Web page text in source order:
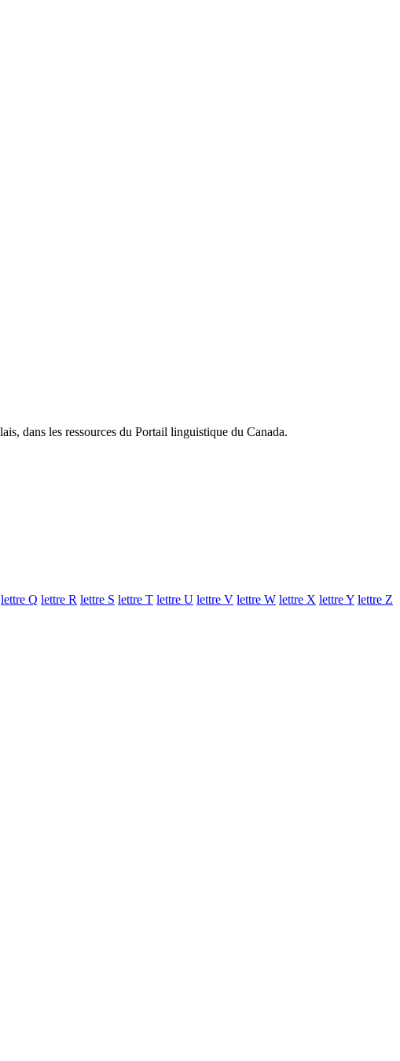
dans les ressources du Portail linguistique du Canada.
lettre Q lettre R lettre S lettre T lettre U lettre V lettre W lettre X lettreY lettre Z